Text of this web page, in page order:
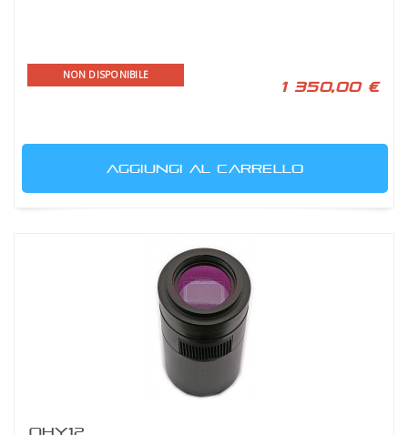
NON DISPONIBILE
1 350,00 €
AGGIUNGI AL CARRELLO
QHY12